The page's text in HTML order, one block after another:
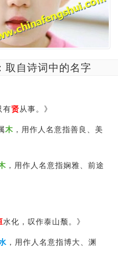
取自诗词中的名字
有贤从事。》
木 ，用作人名意指善良、美
，用作人名意指娴雅、前途
水化，叹作泰山颓。》
，用作人名意指博大、渊